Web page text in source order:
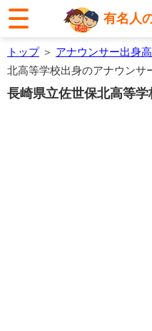
有名人
トップ＞ アナウンサー出身
北高等学校出身のアナウンサ
長崎県立佐世保北高等